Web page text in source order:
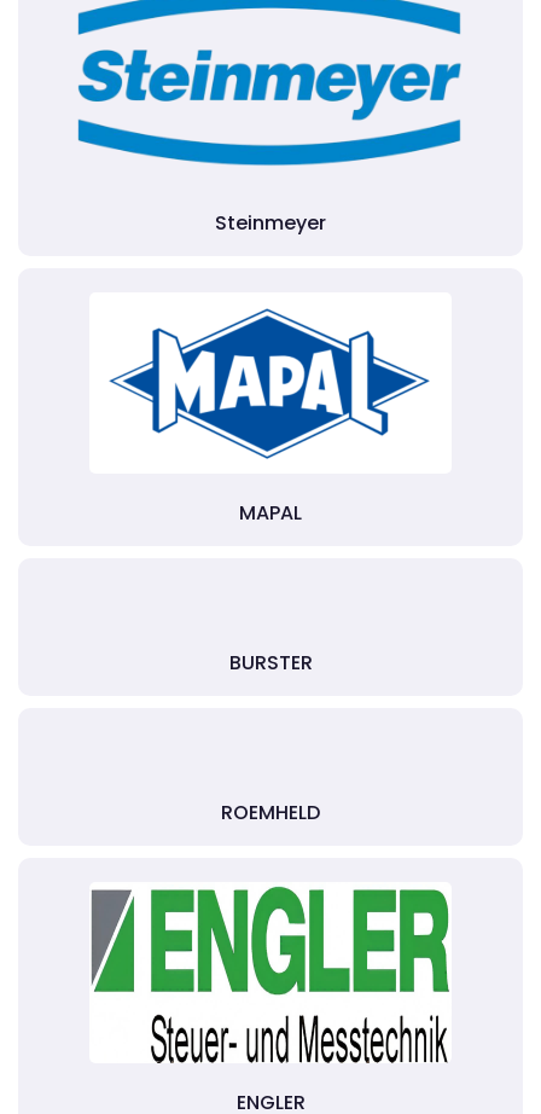
Steinmeyer
MAPAL
BURSTER
ROEMHELD
ENGLER